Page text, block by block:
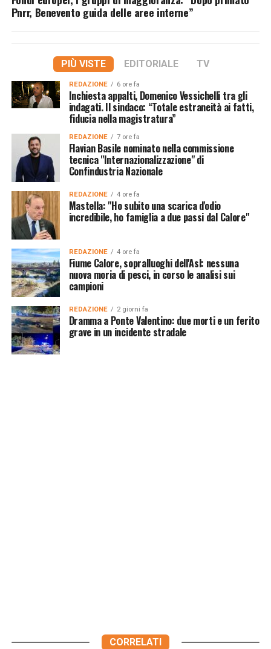
Pnrr, Benevento guida delle aree interne”
PIÙ VISTE EDITORIALE TV
REDAZIONE 6 ore fa
Inchiesta appalti, Domenico Vessichelli tra gli
indagati. Il sindaco: “Totale estraneità ai fatti,
fiducia nella magistratura”
REDAZIONE 7 ore fa
Flavian Basile nominato nella commissione
tecnica "Internazionalizzazione" di
Confindustria Nazionale
REDAZIONE 4 ore fa
Mastella: "Ho subito una scarica d'odio
incredibile, ho famiglia a due passi dal Calore"
REDAZIONE 4 ore fa
Fiume Calore, sopralluoghi dell'Asl: nessuna
nuova moria di pesci, in corso le analisi sui
campioni
REDAZIONE 2 giorni fa
Dramma a Ponte Valentino: due morti e un ferito
grave in un incidente stradale
CORRELATI